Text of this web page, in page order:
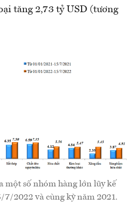
tăng 2,73 tỷ USD (tương
một số nhóm hàng lớn lũy kế
7/2022 và cùng kỳ năm 2021.